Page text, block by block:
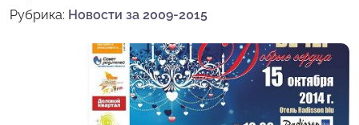
Рубрика: Новости за 2009-2015